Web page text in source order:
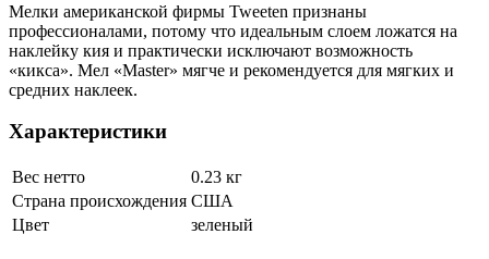
Мелки американской фирмы Tweeten признаны
профессионалами, потому что идеальным слоем ложатся на
наклейку кия и практически исключают возможность
«кикса». Мел «Master» мягче и рекомендуется для мягких и
средних наклеек.
Характеристики
Вес нетто
0.23 кг
Страна происхождения США
Цвет
зеленый